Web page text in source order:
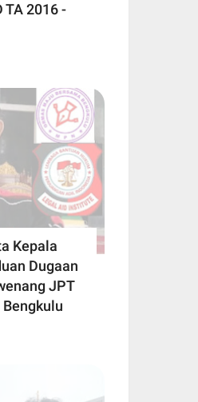
TA 2016 -
Kepala
Dugaan
JPT